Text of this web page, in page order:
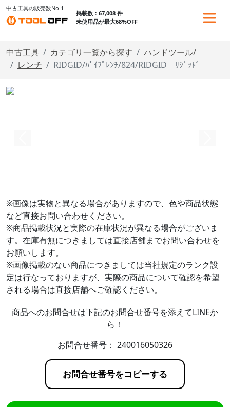
中古工具の販売数No.1
掲載数：67,008 件
未使用品が最大68%OFF
中古工具 カテゴリ一覧から探す
ハンドツール/
レンチ
RIDGID/ﾊﾟｲﾌﾟﾚﾝﾁ/824/RIDGID ﾘｼﾞｯﾄﾞ
※画像は実物と異なる場合がありますので、色や商品状態
など直接お問い合わせください。
※商品掲載状況と実際の在庫状況が異なる場合がございま
す。在庫有無につきましては直接店舗までお問い合わせを
お願いします。
※画像掲載のない商品につきましては当社規定のランク設
定は行なっておりますが、実際の商品について確認を希望
される場合は直接店舗へご確認ください。
商品へのお問合せは下記のお問合せ番号を添えてLINEか
ら！
お問合せ番号： 240016050326
お問合せ番号をコピーする